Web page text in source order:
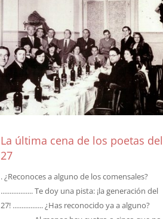
La última cena de los poetas del
27
. ¿Reconoces a alguno de los comensales?
.................. Te doy una pista: ¡la generación del
27! ................. ¿Has reconocido ya a alguno?